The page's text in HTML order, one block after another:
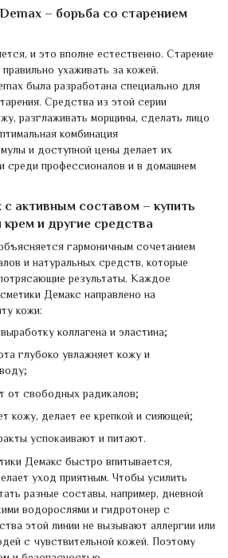
– борьба со старением
и это вполне естественно. Старение
ухаживать за кожей.
была разработана специально для
Средства из этой серии
разглаживать морщины, сделать лицо
комбинация
и доступной цены делает их
среди профессионалов и в домашнем
активным составом – купить
и другие средства
гармоничным сочетанием
и натуральных средств, которые
результаты. Каждое
Демакс направлено на
кожи:
коллагена и эластина;
глубоко увлажняет кожу и
от свободных радикалов;
кожу, делает ее крепкой и сияющей;
успокаивают и питают.
Демакс быстро впитывается,
уход приятным. Чтобы усилить
разные составы, например, дневной
водорослями и гидротонер с
этой линии не вызывают аллергии или
с чувствительной кожей. Поэтому